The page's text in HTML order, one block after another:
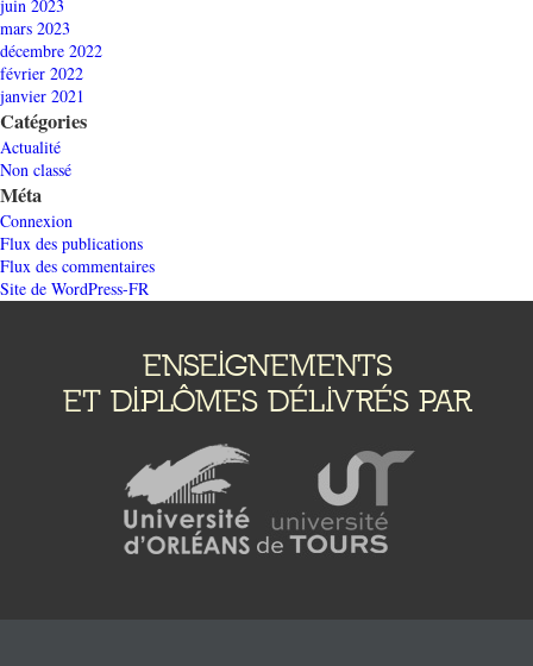
juin 2023
mars 2023
décembre 2022
février 2022
janvier 2021
Catégories
Actualité
Non classé
Méta
Connexion
Flux des publications
Flux des commentaires
Site de WordPress-FR
ENSEIGNEMENTS
ET DIPLÔMES DÉLIVRÉS PAR